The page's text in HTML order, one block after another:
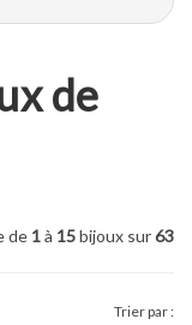
de
de 1à 15bijoux sur63
Trier par :